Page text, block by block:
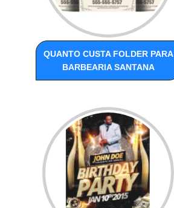
QUANTO CUSTA FOLDER PARA
BARBEARIA SANTANA